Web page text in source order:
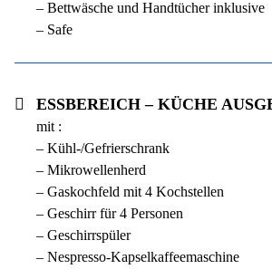
– Bettwäsche und Handtücher inklusive
– Safe
Essbereich – Küche
mit :
– Kühl-/Gefrierschrank
– Mikrowellenherd
– Gaskochfeld mit 4 Kochstellen
– Geschirr für 4 Personen
– Geschirrspüler
– Nespresso-Kapselkaffeemaschine